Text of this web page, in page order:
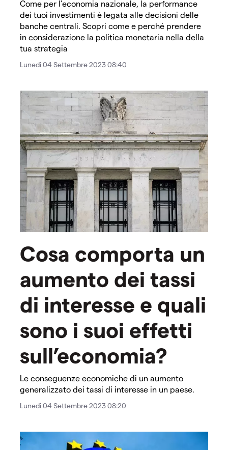
Come per l'economia nazionale, la performance
dei tuoi investimenti è legata alle decisioni delle
banche centrali. Scopri come e perché prendere
in considerazione la politica monetaria nella della
tua strategia
Lunedi 04 Settembre 2023 08:40
Cosa comporta un
aumento dei tassi
di interesse e quali
sono i suoi effetti
sull’economia?
Le conseguenze economiche di un aumento
generalizzato dei tassi di interesse in un paese.
Lunedi 04 Settembre 2023 08:20